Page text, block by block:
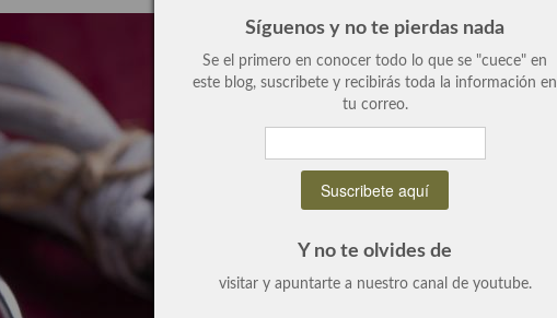
Síguenos y no te pierdas nada
Se el primero en conocer todo lo que se "cuece" en
este blog, suscribete y recibirás toda la información en
tu correo.
Y no te olvides de
visitar y apuntarte a nuestro canal de youtube.